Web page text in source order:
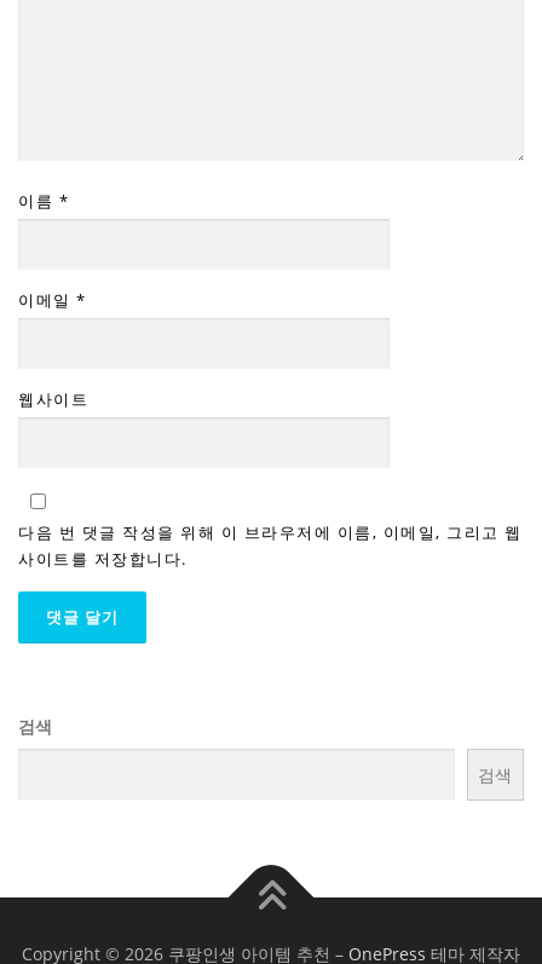
이름 *
이메일 *
웹사이트
다음 번 댓글 작성을 위해 이 브라우저에 이름, 이메일, 그리고 웹
사이트를 저장합니다.
검색
검색
Copyright © 2026 쿠팡인생 아이템 추천 – OnePress 테마 제작자